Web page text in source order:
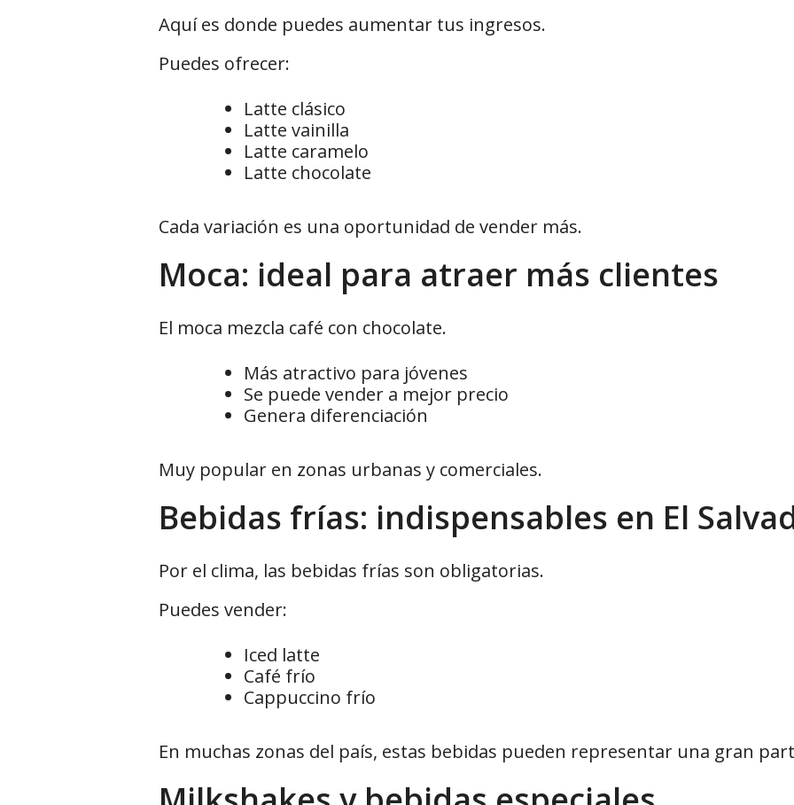
Aquí es donde puedes aumentar tus ingresos.
Puedes ofrecer:
Latte clásico
Latte vainilla
Latte caramelo
Latte chocolate
Cada variación es una oportunidad de vender más.
Moca: ideal para atraer más clientes
El moca mezcla café con chocolate.
Más atractivo para jóvenes
Se puede vender a mejor precio
Genera diferenciación
Muy popular en zonas urbanas y comerciales.
Bebidas frías: indispensables en El
Por el clima, las bebidas frías son obligatorias.
Puedes vender:
Iced latte
Café frío
Cappuccino frío
En muchas zonas del país, estas bebidas pueden representar una gran